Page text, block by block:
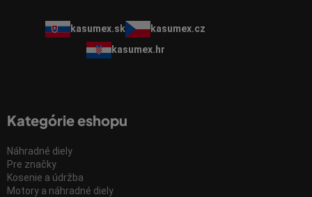
kasumex.sk
kasumex.cz
kasumex.hr
Kategórie eshopu
Náhradné diely
Pre značky
Kosenie a údržba
Motory a náhradné diely